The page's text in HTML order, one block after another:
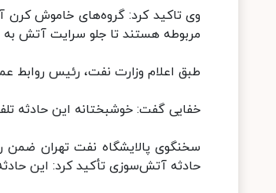
وی تاکید کرد: گروه‌های خاموش
مربوطه هستند تا جلو سرایت آتش به
طبق اعلام وزارت نفت، رئیس روابط
خفایی گفت: خوشبختانه این حادثه
سخنگوی پالایشگاه نفت تهران ضمن
حادثه آتش‌سوزی تأکید کرد: این